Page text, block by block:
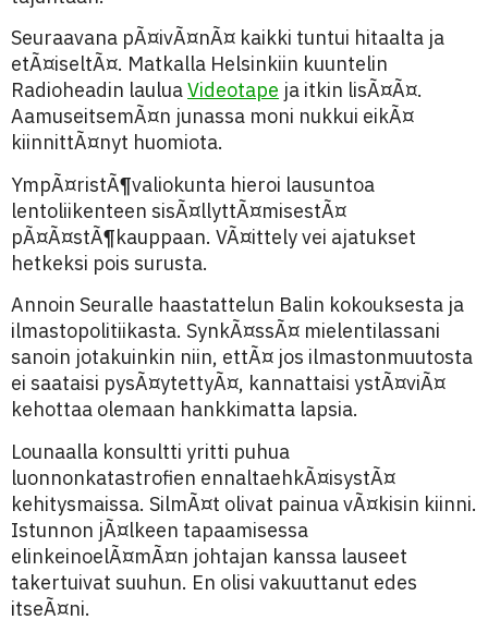
Seuraavana pÃ¤ivÃ¤nÃ¤ kaikki tuntui hitaalta ja
etÃ¤iseltÃ¤. Matkalla Helsinkiin kuuntelin
Radioheadin lauluaVideotape ja itkin lisÃ¤Ã¤.
AamuseitsemÃ¤n junassa moni nukkui eikÃ¤
kiinnittÃ¤nyt huomiota.
YmpÃ¤ristÃ¶valiokunta hieroi lausuntoa
lentoliikenteen sisÃ¤llyttÃ¤misestÃ¤
pÃ¤Ã¤stÃ¶kauppaan. VÃ¤ittely vei ajatukset
hetkeksi pois surusta.
Annoin Seuralle haastattelun Balin kokouksesta ja
ilmastopolitiikasta. SynkÃ¤ssÃ¤ mielentilassani
sanoin jotakuinkin niin, ettÃ¤ jos ilmastonmuutosta
ei saataisi pysÃ¤ytettyÃ¤, kannattaisi ystÃ¤viÃ¤
kehottaa olemaan hankkimatta lapsia.
Lounaalla konsultti yritti puhua
luonnonkatastrofien ennaltaehkÃ¤isystÃ¤
kehitysmaissa. SilmÃ¤t olivat painua vÃ¤kisin kiinni.
Istunnon jÃ¤lkeen tapaamisessa
elinkeinoelÃ¤mÃ¤n johtajan kanssa lauseet
takertuivat suuhun. En olisi vakuuttanut edes
itseÃ¤ni.